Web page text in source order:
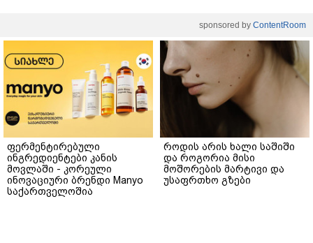
sponsored by ContentRoom
ფერმენტირებული
ინგრედიენტები კანის
მოვლაში - კორეული
ინოვაციური ბრენდი Manyo
საქართველოშია
როდის არის ხალი საშიში
და როგორია მისი
მოშორების მარტივი და
უსაფრთხო გზები